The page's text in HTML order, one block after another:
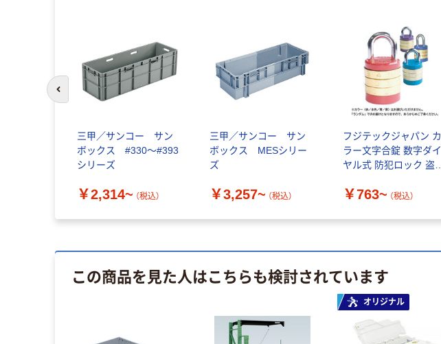
三甲／サンコー サン
ボックス #330～#393
シリーズ
￥2,314~ （税込）
三甲／サンコー サン
ボックス MESシリー
ズ
￥3,257~ （税込）
フジテックジャパン カ
ラー文字合錠 数字ダイ
ヤル式 防犯ロック 盗難
￥763~ （税込）
前のスライドへ
この商品を見た人はこちらも検討されています
オリジナル